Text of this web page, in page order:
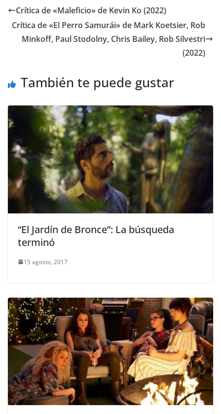
Crítica de «Maleficio» de Kevin Ko (2022)
Crítica de «El Perro Samurái» de Mark Koetsier, Rob
Minkoff, Paul Stodolny, Chris Bailey, Rob Silvestri
(2022)
También te puede gustar
“El Jardín de Bronce”: La búsqueda
terminó
15 agosto, 2017